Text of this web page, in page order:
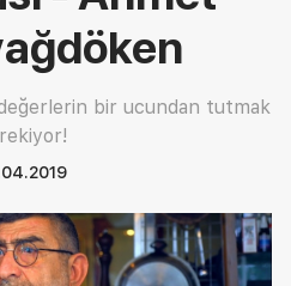
bir ucundan tutmak